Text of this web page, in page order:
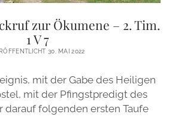
ZUR PERSON
IMPRESSUM
instagram
email
zur Ökumene – 2. Tim.
1 V 7
30. MAI 2022
mit der Gabe des Heiligen
mit der Pfingstpredigt des
darauf folgenden ersten Taufe